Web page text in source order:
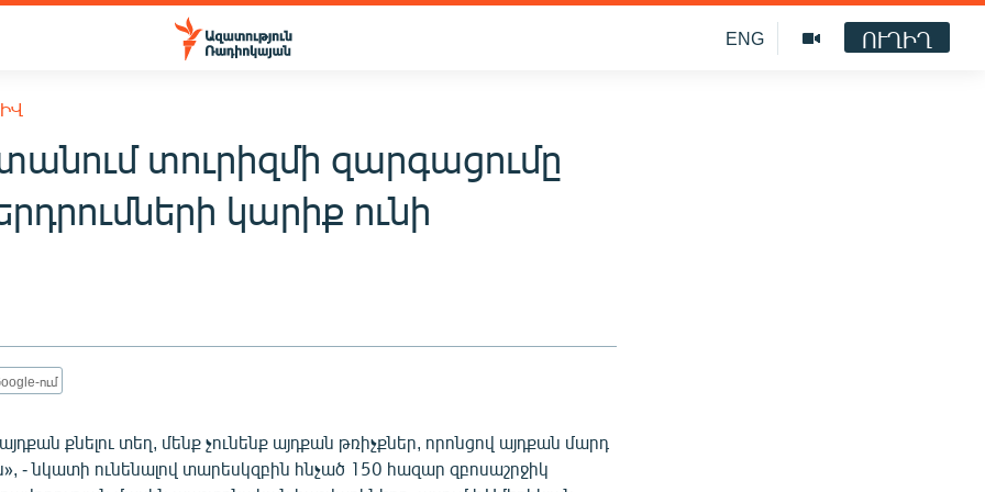
ENG ՈՒՂԻՂ
տուրիզմի զարգացումը
կարիք ունի
ում
քնելու տեղ, մենք չունենք այդքան թռիչքներ, որոնցով այդքան մարդ
- նկատի ունենալով տարեսկզբին հնչած 150 հազար զբոսաշրջիկ